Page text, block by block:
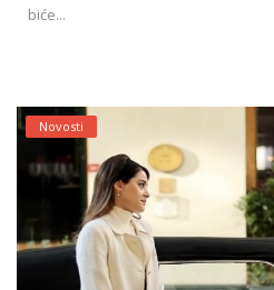
biće...
Novosti